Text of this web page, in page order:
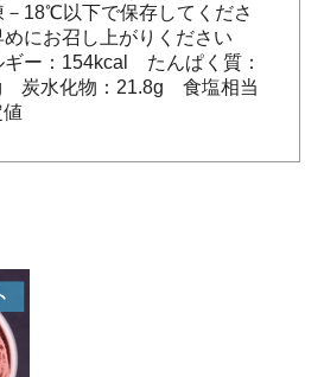
18℃以下で保存してくださ
にお召し上がりください
ギー：154kcal たんぱく質：
炭水化物：21.8g 食塩相当